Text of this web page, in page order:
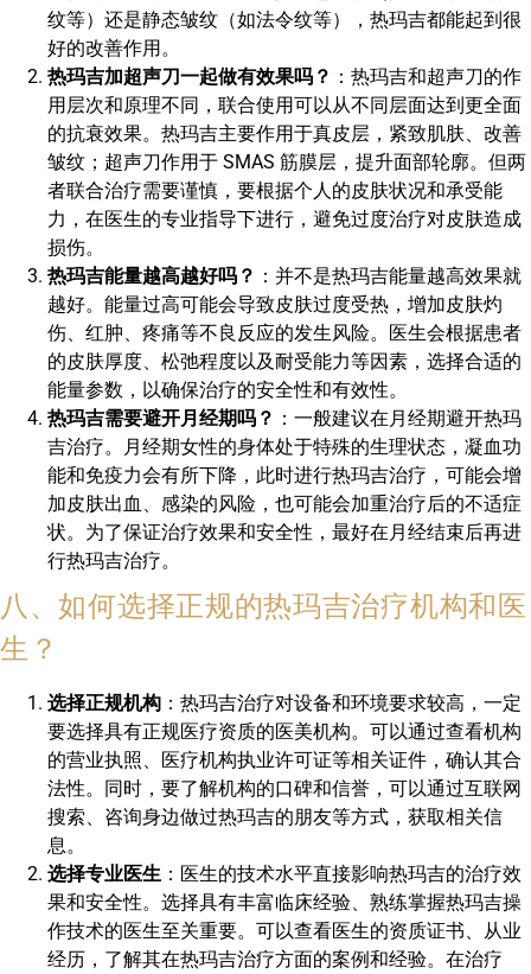
纹等）还是静态皱纹（如法令纹等），热玛吉都能起到很
好的改善作用。
热玛吉加超声刀一起做有效果吗？ ：热玛吉和超声刀的作
用层次和原理不同，联合使用可以从不同层面达到更全面
的抗衰效果。热玛吉主要作用于真皮层，紧致肌肤、改善
皱纹；超声刀作用于 SMAS 筋膜层，提升面部轮廓。但两
者联合治疗需要谨慎，要根据个人的皮肤状况和承受能
力，在医生的专业指导下进行，避免过度治疗对皮肤造成
损伤。
热玛吉能量越高越好吗？ ：并不是热玛吉能量越高效果就
越好。能量过高可能会导致皮肤过度受热，增加皮肤灼
伤、红肿、疼痛等不良反应的发生风险。医生会根据患者
的皮肤厚度、松弛程度以及耐受能力等因素，选择合适的
能量参数，以确保治疗的安全性和有效性。
热玛吉需要避开月经期吗？ ：一般建议在月经期避开热玛
吉治疗。月经期女性的身体处于特殊的生理状态，凝血功
能和免疫力会有所下降，此时进行热玛吉治疗，可能会增
加皮肤出血、感染的风险，也可能会加重治疗后的不适症
状。为了保证治疗效果和安全性，最好在月经结束后再进
行热玛吉治疗。
八、如何选择正规的热玛吉治疗机构和医
生？
选择正规机构 ：热玛吉治疗对设备和环境要求较高，一定
要选择具有正规医疗资质的医美机构。可以通过查看机构
的营业执照、医疗机构执业许可证等相关证件，确认其合
法性。同时，要了解机构的口碑和信誉，可以通过互联网
搜索、咨询身边做过热玛吉的朋友等方式，获取相关信
息。
选择专业医生 ：医生的技术水平直接影响热玛吉的治疗效
果和安全性。选择具有丰富临床经验、熟练掌握热玛吉操
作技术的医生至关重要。可以查看医生的资质证书、从业
经历，了解其在热玛吉治疗方面的案例和经验。在治疗